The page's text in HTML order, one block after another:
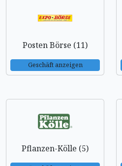
Posten Börse (11)
Geschäft anzeigen
Pflanzen-Kölle (5)